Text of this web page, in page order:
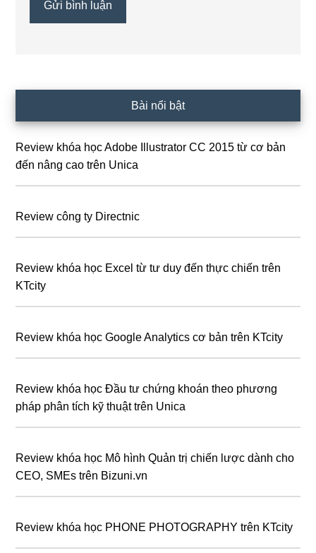
chính
Bài nổi bật
Review khóa học Adobe Illustrator CC 2015 từ cơ bản
đến nâng cao trên Unica
Review công ty Directnic
Review khóa học Excel từ tư duy đến thực chiến trên
KTcity
Review khóa học Google Analytics cơ bản trên KTcity
Review khóa học Đầu tư chứng khoán theo phương
pháp phân tích kỹ thuật trên Unica
Review khóa học Mô hình Quản trị chiến lược dành cho
CEO, SMEs trên Bizuni.vn
Review khóa học PHONE PHOTOGRAPHY trên KTcity